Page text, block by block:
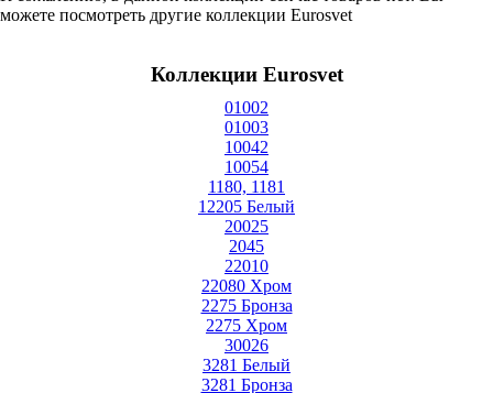
можете посмотреть другие коллекции Eurosvet
Коллекции Eurosvet
01002
01003
10042
10054
1180, 1181
12205 Белый
20025
2045
22010
22080 Хром
2275 Бронза
2275 Хром
30026
3281 Белый
3281 Бронза